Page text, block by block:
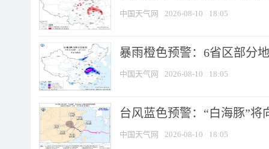
中国天气网 2026-08-10 18:05
暴雨橙色预警：6省区部分
中国天气网 2026-08-10 18:05
台风蓝色预警：“白海豚”
中国天气网 2026-08-10 18:05